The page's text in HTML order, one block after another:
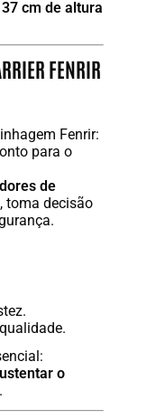
37 cm de altura
FENRIR
Fenrir:
para o
de
toma decisão
o
.